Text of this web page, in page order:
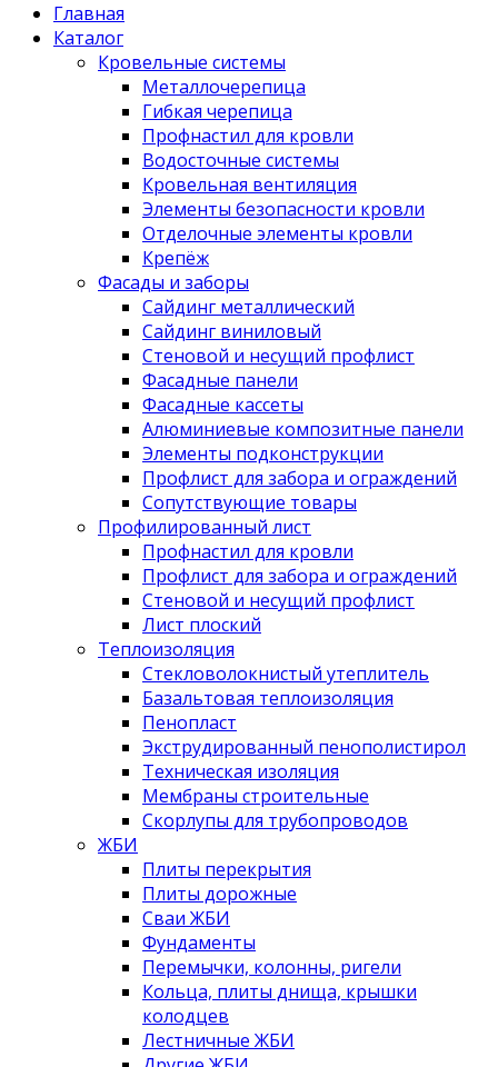
Главная
Каталог
Кровельные системы
Металлочерепица
Гибкая черепица
Профнастил для кровли
Водосточные системы
Кровельная вентиляция
Элементы безопасности кровли
Отделочные элементы кровли
Крепёж
Фасады и заборы
Сайдинг металлический
Сайдинг виниловый
Стеновой и несущий профлист
Фасадные панели
Фасадные кассеты
Алюминиевые композитные панели
Элементы подконструкции
Профлист для забора и ограждений
Сопутствующие товары
Профилированный лист
Профнастил для кровли
Профлист для забора и ограждений
Стеновой и несущий профлист
Лист плоский
Теплоизоляция
Стекловолокнистый утеплитель
Базальтовая теплоизоляция
Пенопласт
Экструдированный пенополистирол
Техническая изоляция
Мембраны строительные
Скорлупы для трубопроводов
ЖБИ
Плиты перекрытия
Плиты дорожные
Сваи ЖБИ
Фундаменты
Перемычки, колонны, ригели
Кольца, плиты днища, крышки
колодцев
Лестничные ЖБИ